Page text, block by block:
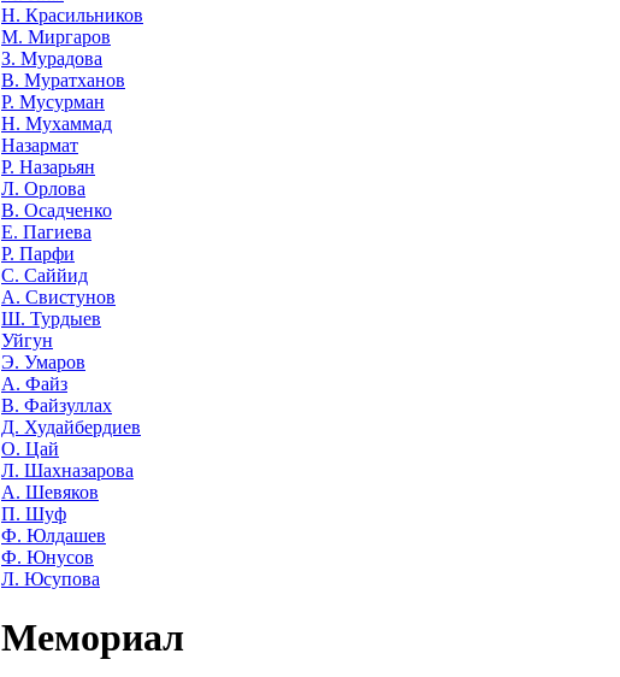
Н. Красильников
М. Миргаров
З. Мурадова
В. Муратханов
Р. Мусурман
Н. Мухаммад
Назармат
Р. Назарьян
Л. Орлова
В. Осадченко
Е. Пагиева
Р. Парфи
С. Саййид
А. Свистунов
Ш. Турдыев
Уйгун
Э. Умаров
А. Файз
В. Файзуллах
Д. Худайбердиев
О. Цай
Л. Шахназарова
А. Шевяков
П. Шуф
Ф. Юлдашев
Ф. Юнусов
Л. Юсупова
Мемориал